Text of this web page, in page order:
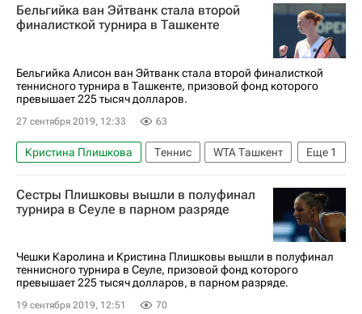
Бельгийка ван Эйтванк стала второй
финалисткой турнира в Ташкенте
Бельгийка Алисон ван Эйтванк стала второй финалисткой
теннисного турнира в Ташкенте, призовой фонд которого
превышает 225 тысяч долларов.
27 сентября 2019, 12:33 63
Еще 1
Кристина Плишкова Теннис
WTA Ташкент
Алисон ван Уйтванк
Сестры Плишковы вышли в полуфинал
турнира в Сеуле в парном разряде
Чешки Каролина и Кристина Плишковы вышли в полуфинал
теннисного турнира в Сеуле, призовой фонд которого
превышает 225 тысяч долларов, в парном разряде.
19 сентября 2019, 12:51 70